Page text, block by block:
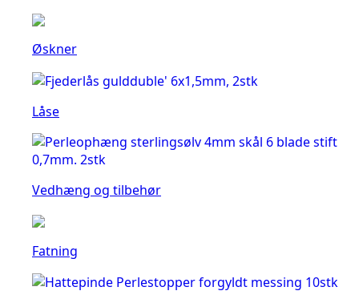
Øskner
Låse
Vedhæng og tilbehør
Fatning